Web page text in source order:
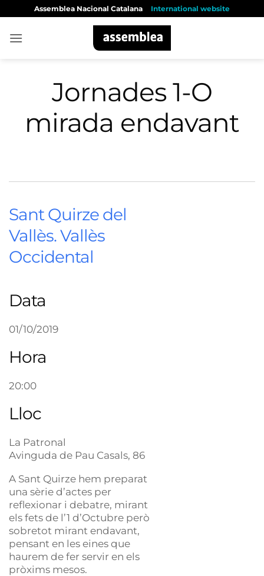
content
Assemblea Nacional Catalana International website
Jornades 1-O
mirada endavant
Sant Quirze del
Vallès. Vallès
Occidental
Data
01/10/2019
Hora
20:00
Lloc
La Patronal
Avinguda de Pau Casals, 86
A Sant Quirze hem preparat
una sèrie d’actes per
reflexionar i debatre, mirant
els fets de l’1 d’Octubre però
sobretot mirant endavant,
pensant en les eines que
haurem de fer servir en els
pròxims mesos.